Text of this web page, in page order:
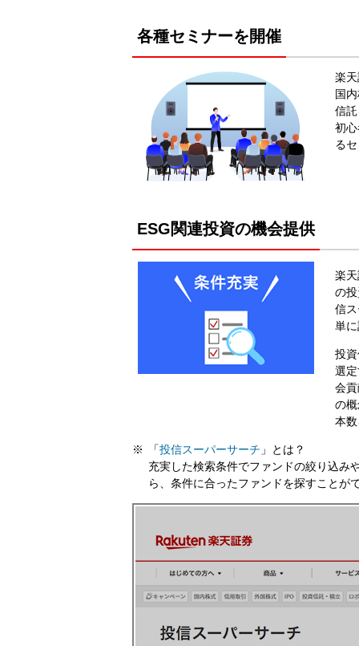
各種セミナーを開催
楽
国
信
初
る
ESG関連投資の機会提供
楽
の
信
単
投
選
会
の
本
「投信スーパーサーチ 」とは？
充実した検索条件でファンドの絞り込み
ら、条件に合ったファンドを探すことが